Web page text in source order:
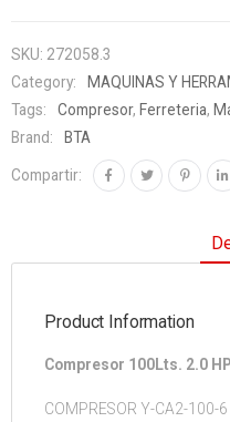
SKU: 272058.3
Category:
MAQUINAS Y
Tags:
Compresor, Ferreteria,
Brand:
BTA
Compartir:
Product Information
Compresor 100Lts. 2.0
COMPRESOR Y-CA2-100-